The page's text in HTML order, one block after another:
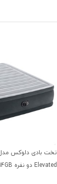
Elevated دو نفره 64414GB